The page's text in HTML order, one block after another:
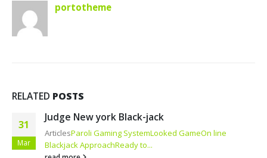
portotheme
RELATED POSTS
31
Mar
Judge New york Black-jack
ArticlesParoli Gaming SystemLooked GameOn line
Blackjack ApproachReady to...